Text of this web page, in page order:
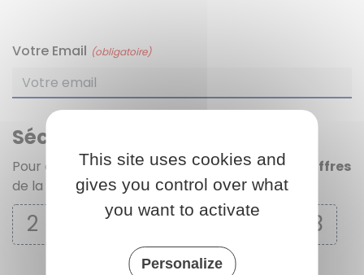
Votre Email (obligatoire)
Sécurité anti-robot
Pour continuer, merci de cliquer surtous les chiffres
de la série
2 6 G T L 3
This site uses cookies and
gives you control over what
you want to activate
Personalize